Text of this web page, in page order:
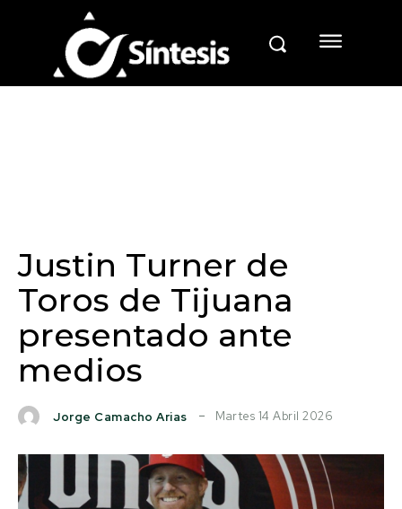
Justin Turner de
Toros de Tijuana
presentado ante
medios
Jorge Camacho Arias Martes 14 Abril 2026